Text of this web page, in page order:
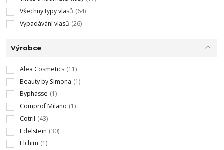
Všechny typy vlasů (64)
Vypadávání vlasů (26)
Výrobce
Alea Cosmetics (11)
Beauty by Simona (1)
Byphasse (1)
Comprof Milano (1)
Cotril (43)
Edelstein (30)
Elchim (1)